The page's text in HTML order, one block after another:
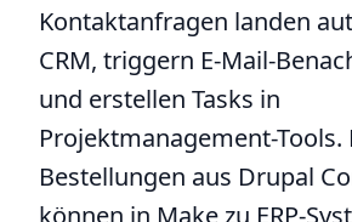
Kontaktanfragen landen
CRM, triggern E-Mail-
und erstellen Tasks in
Projektmanagement-Tools.
Bestellungen aus Drupal
können in Make zu ERP-